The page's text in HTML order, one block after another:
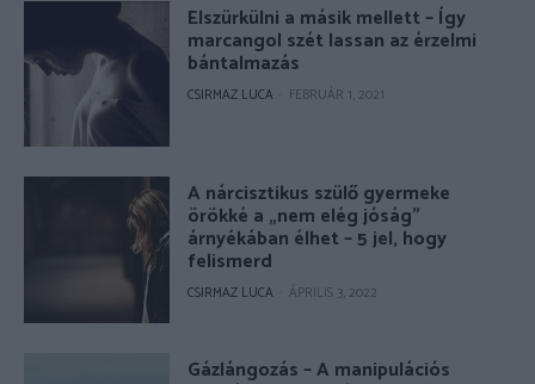
Elszürkülni a másik mellett – Így
marcangol szét lassan az érzelmi
bántalmazás
CSIRMAZ LUCA FEBRUÁR 1, 2021
A nárcisztikus szülő gyermeke
örökké a „nem elég jóság”
árnyékában élhet – 5 jel, hogy
felismerd
CSIRMAZ LUCA ÁPRILIS 3, 2022
Gázlángozás – A manipulációs